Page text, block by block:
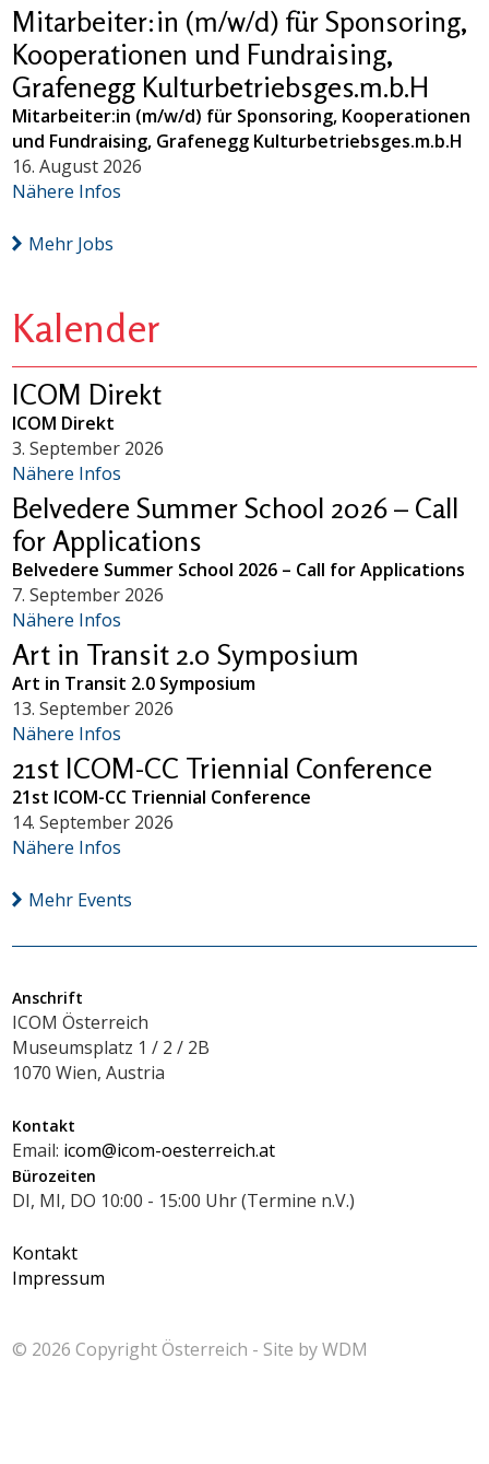
Mitarbeiter:in (m/w/d) für Sponsoring,
Kooperationen und Fundraising,
Grafenegg Kulturbetriebsges.m.b.H
Mitarbeiter:in (m/w/d) für Sponsoring, Kooperationen
und Fundraising, Grafenegg Kulturbetriebsges.m.b.H
16. August 2026
Nähere Infos
Mehr Jobs
Kalender
ICOM Direkt
ICOM Direkt
3. September 2026
Nähere Infos
Belvedere Summer School 2026 – Call
for Applications
Belvedere Summer School 2026 – Call for Applications
7. September 2026
Nähere Infos
Art in Transit 2.0 Symposium
Art in Transit 2.0 Symposium
13. September 2026
Nähere Infos
21st ICOM-CC Triennial Conference
21st ICOM-CC Triennial Conference
14. September 2026
Nähere Infos
Mehr Events
Anschrift
ICOM Österreich
Museumsplatz 1 / 2 / 2B
1070 Wien, Austria
Kontakt
Email: icom@icom-oesterreich.at
Bürozeiten
DI, MI, DO 10:00 - 15:00 Uhr (Termine n.V.)
Kontakt
Impressum
© 2026 CopyrightÖsterreich - Site byWDM